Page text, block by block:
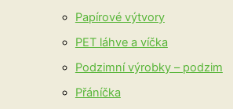
Papírové výtvory
PET láhve a víčka
Podzimní výrobky – podzim
Přáníčka